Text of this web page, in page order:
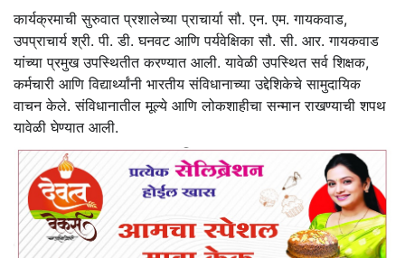
कार्यक्रमाची सुरुवात प्रशालेच्या प्राचार्या सौ. एन. एम. गायकवाड,
उपप्राचार्य श्री. पी. डी. घनवट आणि पर्यवेक्षिका सौ. सी. आर. गायकवाड
यांच्या प्रमुख उपस्थितीत करण्यात आली. यावेळी उपस्थित सर्व शिक्षक,
कर्मचारी आणि विद्यार्थ्यांनी भारतीय संविधानाच्या उद्देशिकेचे सामुदायिक
वाचन केले. संविधानातील मूल्ये आणि लोकशाहीचा सन्मान राखण्याची शपथ
यावेळी घेण्यात आली.